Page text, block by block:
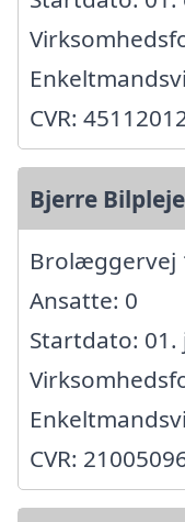
CVR:
Bjerre Bilpleje
Brolæggervej
Ansatte: 0
Startdato: 01.
CVR: